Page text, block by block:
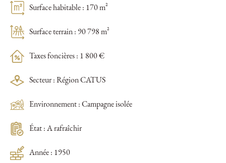
Surface habitable : 170 m²
Surface terrain : 90 798 m²
Taxes foncières : 1 800 €
Secteur : Région CATUS
Environnement : Campagne isolée
État : A rafraîchir
Année : 1950